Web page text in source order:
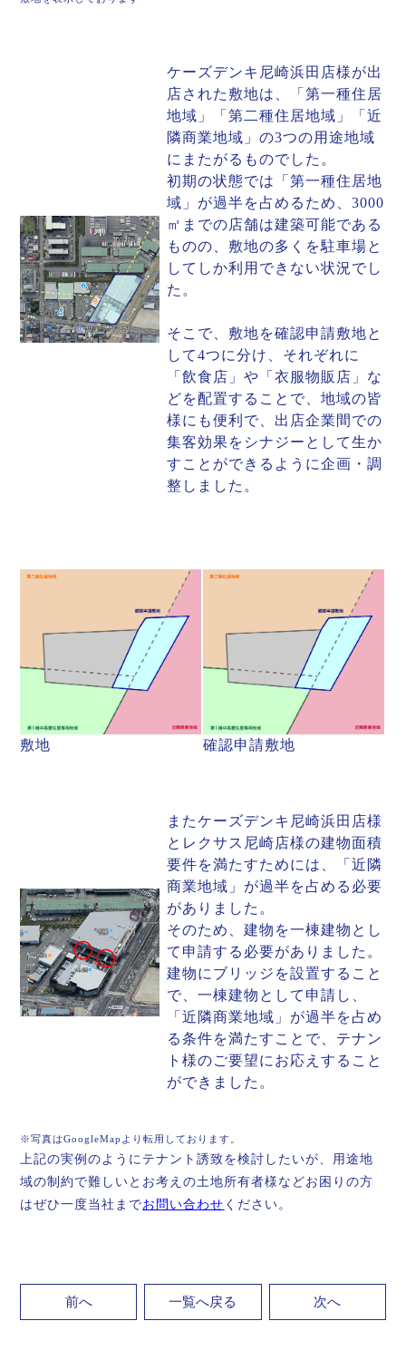
ケーズデンキ尼崎浜田店様が出
店された敷地は、「第一種住居
地域」「第二種住居地域」「近
隣商業地域」の3つの用途地域
にまたがるものでした。
初期の状態では「第一種住居地
域」が過半を占めるため、3000
㎡までの店舗は建築可能である
ものの、敷地の多くを駐車場と
してしか利用できない状況でし
た。
そこで、敷地を確認申請敷地と
して4つに分け、それぞれに
「飲食店」や「衣服物販店」な
どを配置することで、地域の皆
様にも便利で、出店企業間での
集客効果をシナジーとして生か
すことができるように企画・調
整しました。
敷地 確認申請敷地
またケーズデンキ尼崎浜田店様
とレクサス尼崎店様の建物面積
要件を満たすためには、「近隣
商業地域」が過半を占める必要
がありました。
そのため、建物を一棟建物とし
て申請する必要がありました。
建物にブリッジを設置すること
で、一棟建物として申請し、
「近隣商業地域」が過半を占め
る条件を満たすことで、テナン
ト様のご要望にお応えすること
ができました。
※写真はGoogleMapより転用しております。
上記の実例のようにテナント誘致を検討したいが、用途地
域の制約で難しいとお考えの土地所有者様などお困りの方
はぜひ一度当社までお問い合わせ ください。
前へ 一覧へ戻る 次へ